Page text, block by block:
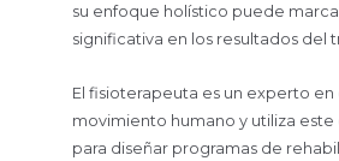
su enfoque holístico puede
significativa en los resultados del
El fisioterapeuta es un experto en
movimiento humano y utiliza
para diseñar programas de